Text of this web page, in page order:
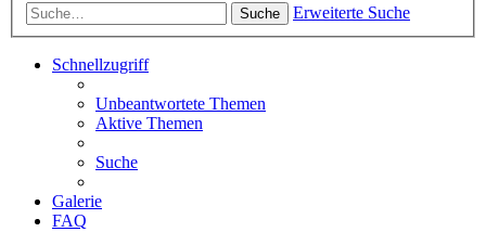
Suche Erweiterte Suche
Schnellzugriff
Unbeantwortete Themen
Aktive Themen
Suche
Galerie
FAQ